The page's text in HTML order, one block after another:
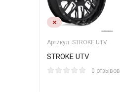
Артикул: STROKE UTV
STROKE UTV
0 отзывов